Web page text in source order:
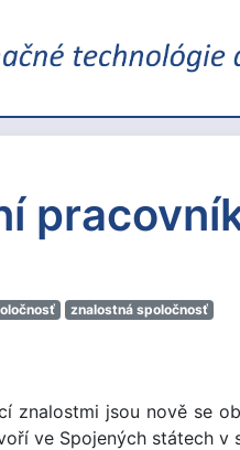
znalostná spoločnosť
znalostmi jsou nově se
ve Spojených státech v